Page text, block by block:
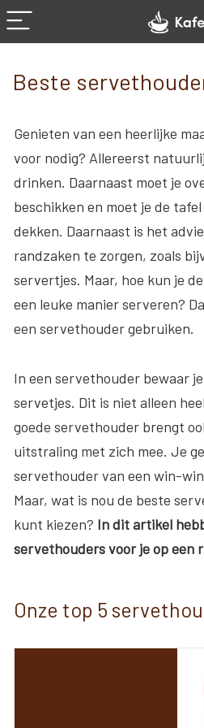
Beste
Genieten van een heerlijke
voor nodig? Allereerst
drinken. Daarnaast moet je
beschikken en moet je de
dekken. Daarnaast is het
randzaken te zorgen, zoals
servertjes. Maar, hoe kun je
een leuke manier serveren?
een servethouder gebruiken.
In een servethouder bewaar
servetjes. Dit is niet alleen
goede servethouder brengt
uitstraling met zich mee. Je
servethouder van een win-
Maar, wat is nou de beste
kunt kiezen? In dit artikel
servethouders voor je op een
Onze top 5